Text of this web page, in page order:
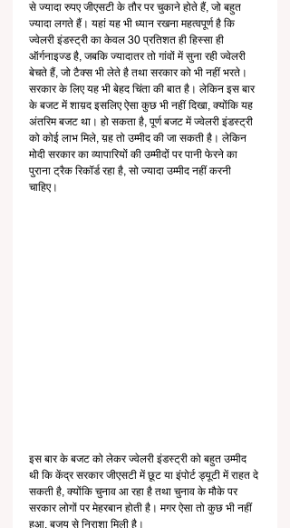
से ज्यादा रुपए जीएसटी के तौर पर चुकाने होते हैं, जो बहुत
ज्यादा लगते हैं। यहां यह भी ध्यान रखना महत्वपूर्ण है कि
ज्वेलरी इंडस्ट्री का केवल 30 प्रतिशत ही हिस्सा ही
ऑर्गनाइज्ड है, जबकि ज्यादातर तो गांवों में सुना रही ज्वेलरी
बेचते हैं, जो टैक्स भी लेते है तथा सरकार को भी नहीं भरते।
सरकार के लिए यह भी बेहद चिंता की बात है। लेकिन इस बार
के बजट में शाय़द इसलिए ऐसा कुछ भी नहीं दिखा, क्योंकि यह
अंतरिम बजट था। हो सकता है, पूर्ण बजट में ज्वेलरी इंडस्ट्री
को कोई लाभ मिले, य़ह तो उम्मीद की जा सकती है। लेकिन
मोदी सरकार का व्यापारियों की उम्मीदों पर पानी फेरने का
पुराना ट्रैक रिकॉर्ड रहा है, सो ज्यादा उम्मीद नहीं करनी
चाहिए।
इस बार के बजट को लेकर ज्वेलरी इंडस्ट्री को बहुत उम्मीद
थी कि केंद्र सरकार जीएसटी में छूट या इंपोर्ट ड्यूटी में राहत दे
सकती है, क्योंकि चुनाव आ रहा है तथा चुनाव के मौके पर
सरकार लोगों पर मेहरबान होती है। मगर ऐसा तो कुछ भी नहीं
हुआ, बजय से निराशा मिली है।